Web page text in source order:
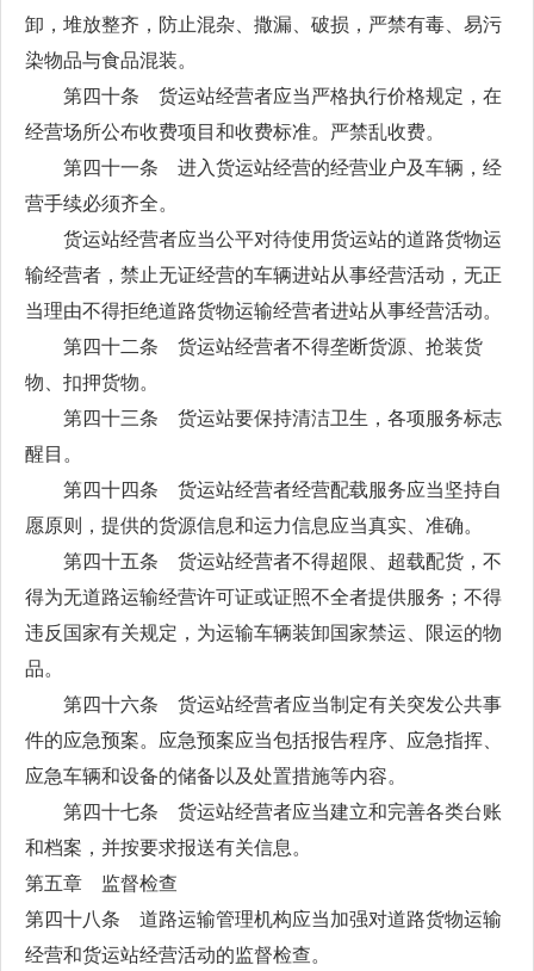
卸，堆放整齐，防止混杂、撒漏、破损，严禁有毒、易污
染物品与食品混装。
第四十条 货运站经营者应当严格执行价格规定，在
经营场所公布收费项目和收费标准。严禁乱收费。
第四十一条 进入货运站经营的经营业户及车辆，经
营手续必须齐全。
货运站经营者应当公平对待使用货运站的道路货物运
输经营者，禁止无证经营的车辆进站从事经营活动，无正
当理由不得拒绝道路货物运输经营者进站从事经营活动。
第四十二条 货运站经营者不得垄断货源、抢装货
物、扣押货物。
第四十三条 货运站要保持清洁卫生，各项服务标志
醒目。
第四十四条 货运站经营者经营配载服务应当坚持自
愿原则，提供的货源信息和运力信息应当真实、准确。
第四十五条 货运站经营者不得超限、超载配货，不
得为无道路运输经营许可证或证照不全者提供服务；不得
违反国家有关规定，为运输车辆装卸国家禁运、限运的物
品。
第四十六条 货运站经营者应当制定有关突发公共事
件的应急预案。应急预案应当包括报告程序、应急指挥、
应急车辆和设备的储备以及处置措施等内容。
第四十七条 货运站经营者应当建立和完善各类台账
和档案，并按要求报送有关信息。
第五章 监督检查
第四十八条 道路运输管理机构应当加强对道路货物运输
经营和货运站经营活动的监督检查。